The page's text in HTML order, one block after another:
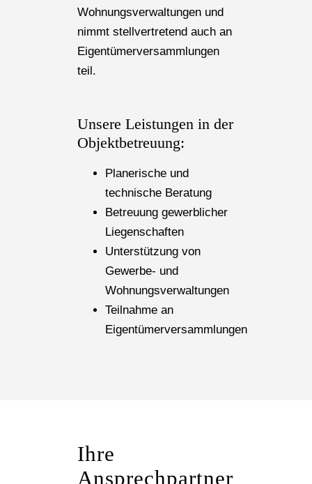
Wohnungsverwaltungen und
nimmt stellvertretend auch an
Eigentümerversammlungen
teil.
Unsere Leistungen in der
Objektbetreuung:
Planerische und
technische Beratung
Betreuung gewerblicher
Liegenschaften
Unterstützung von
Gewerbe- und
Wohnungsverwaltungen
Teilnahme an
Eigentümerversammlungen
Ihre
Ansprechpartner